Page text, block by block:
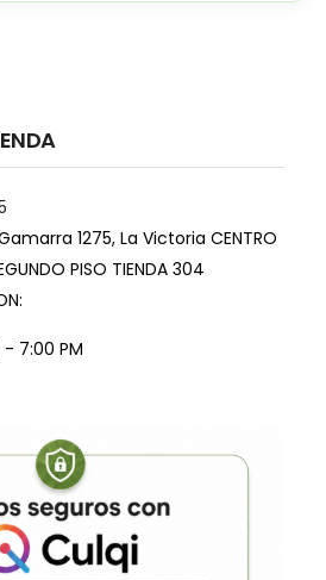
1275, La Victoria CENTRO
PISO TIENDA 304
- 7:00 PM